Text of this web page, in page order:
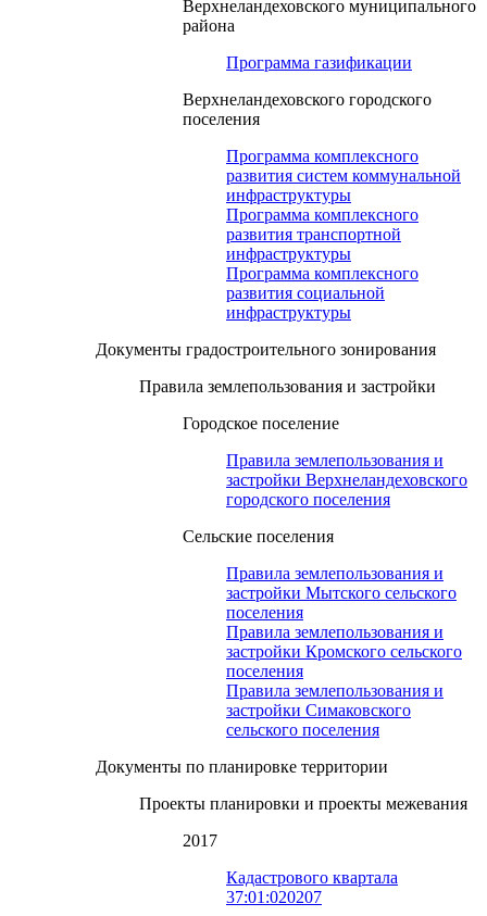
Верхнеландеховского муниципального
района
Программа газификации
Верхнеландеховского городского
поселения
Программа комплексного
развития систем коммунальной
инфраструктуры
Программа комплексного
развития транспортной
инфраструктуры
Программа комплексного
развития социальной
инфраструктуры
Документы градостроительного зонирования
Правила землепользования и застройки
Городское поселение
Правила землепользования и
застройки Верхнеландеховского
городского поселения
Сельские поселения
Правила землепользования и
застройки Мытского сельского
поселения
Правила землепользования и
застройки Кромского сельского
поселения
Правила землепользования и
застройки Симаковского
сельского поселения
Документы по планировке территории
Проекты планировки и проекты межевания
2017
Кадастрового квартала
37:01:020207